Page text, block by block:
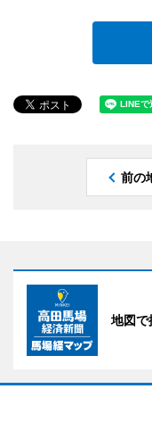
前の
地図で